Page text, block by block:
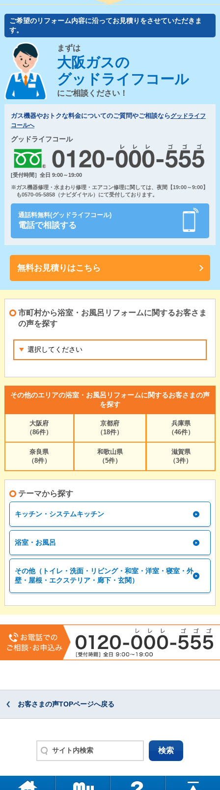
ご希望のリフォーム内容に沿ってお見積りをさせていただきま
す。
まずは
大阪ガスの
グッドライフコール
にご相談ください！
ガス機器やおトクな料金についてのご質問やご相談ならグッドライフ
コールへ
グッドライフコール
[受付時間］全日 9:00～19:00
※ガス機器修理・水まわり修理・エアコン修理に関しては、夜間【19:00～9:00】
も0570-05-5858（ナビダイヤル）にて受付しております。
通話料無料(グッドライフコール)
電話で相談する
無料お見積りはこちら
市町村から浴室・お風呂リフォームに関するお客さま
の声を探す
その他のエリアの浴室・お風呂リフォームに関するお客さまの声
を探す
大阪府
（86件）
京都府
（18件）
兵庫県
（46件）
奈良県
（8件）
和歌山県
（5件）
滋賀県
（3件）
テーマから探す
キッチン・システムキッチン
浴室・お風呂
その他（トイレ・洗面・リビング・和室・洋室・寝室・外
壁・屋根・エクステリア・廊下・玄関）
お客さまの声TOPページへ戻る